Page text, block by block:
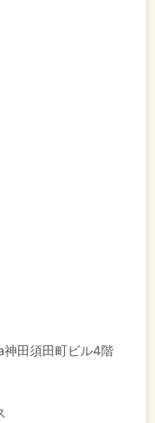
田須田町ビル4階